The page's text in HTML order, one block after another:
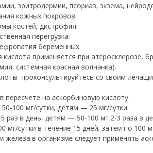
эритродермии, псориаз, экзема,
кожных покровов.
костей, дистрофия.
перегрузка.
беременных.
кислота применяется при атеросклерозе,
системная красная волчанка).
проконсультируйтесь со своим
пересчете на аскорбиновую кислоту.
100 мг/сутки, детям — 25 мг/сутки.
в день, детям — 50-100 мг 2-3 раза в
сутки в течение 15 дней, затем по 100
в организме следует применять